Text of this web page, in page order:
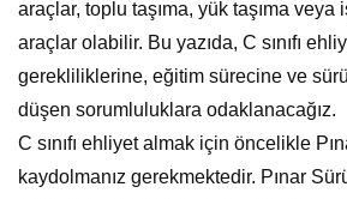
araçlar, toplu taşıma, yük taşıma veya
araçlar olabilir. Bu yazıda, C sınıfı
gerekliliklerine, eğitim sürecine ve
düşen sorumluluklara odaklanacağız.
C sınıfı ehliyet almak için öncelikle
kaydolmanız gerekmektedir. Pınar